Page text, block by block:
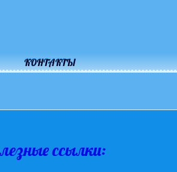
КОНТАКТЫ
ссылки: